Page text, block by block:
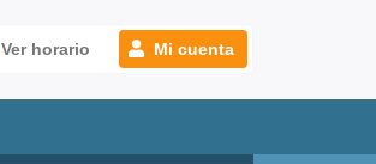
Ver horario Mi cuenta